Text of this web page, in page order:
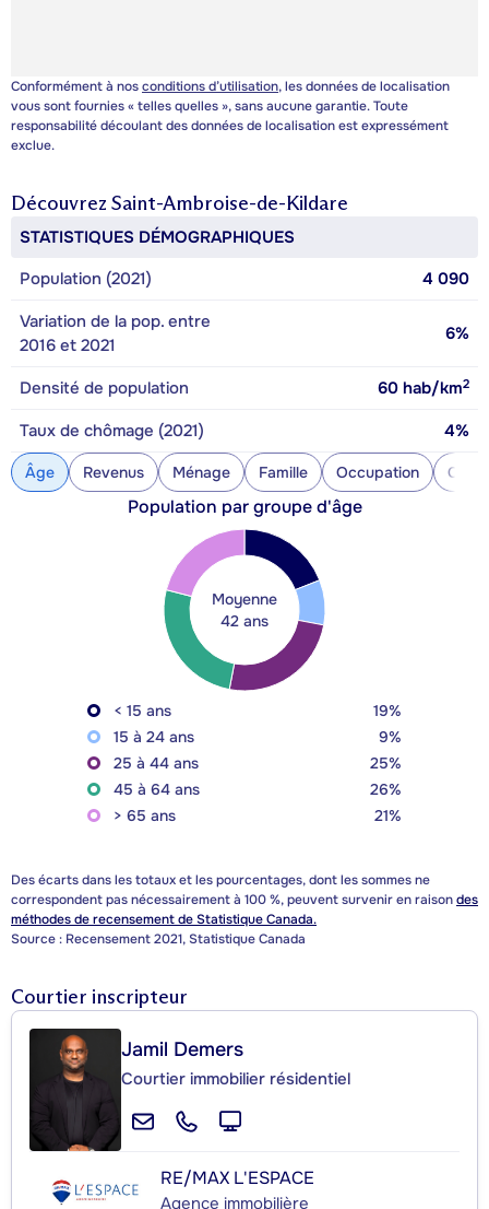
Conformément à nosconditions d’utilisation, les données de localisation
vous sont fournies « telles quelles », sans aucune garantie. Toute
responsabilité découlant des données de localisation est expressément
exclue.
Découvrez Saint-Ambroise-de-Kildare
STATISTIQUES DÉMOGRAPHIQUES
Population (2021)
4 090
Variation de la pop. entre
2016 et 2021
6%
Densité de population 60 hab/km2
Taux de chômage (2021) 4%
Âge Revenus Ménage Famille Occupation
Population par groupe d'âge
Moyenne
42 ans
< 15 ans
19%
15 à 24 ans
9%
25 à 44 ans
25%
45 à 64 ans
26%
> 65 ans
21%
Des écarts dans les totaux et les pourcentages, dont les sommes ne
correspondent pas nécessairement à 100 %, peuvent survenir en raisondes
méthodes de recensement de Statistique Canada.
Source : Recensement 2021, Statistique Canada
Courtier inscripteur
Jamil Demers
Courtier immobilier résidentiel
RE/MAX L'ESPACE
Agence immobilière